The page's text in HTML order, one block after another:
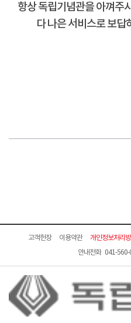
항상 독립기념관을 아껴주
다 나은 서비스로 보
고객헌장 이용약관 개인정보처리
안내전화 041-